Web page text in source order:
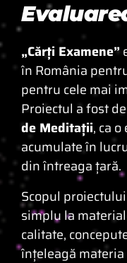
„Cărți Examene”
în România
pentru cele mai
Proiectul a fost
de Meditații, ca
acumulate în
din întreaga țară.
Scopul
simplu la
calitate,
înțeleagă materia